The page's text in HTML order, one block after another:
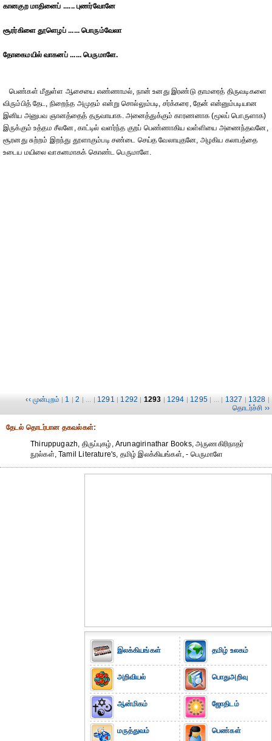
கானகுற மாதினைப் ...... புணர்வோனே
சூரர்கிளை தூளெழப் ...... பொரும்வேலா
தோகைமயில் வாகனப் ...... பெருமாளே.
பெண்கள் மீதுள்ள ஆசையை எண்ணாமல், நான் உனது இரண்டு தாமரைத் திருவடிகளை
விரும்பித் தேட, நிறைந்த அமுதம் என்று சொல்லும்படி, சர்க்கரை, தேன் என்னும்படியான
இனிய அனுபவ ஞானத்தைத் தருவாயாக. அனைத்துக்கும் காரணனாக (மூலப் பொருளாக)
இருக்கும் உத்தம சீலனே, காட்டில் வளர்ந்த குறப் பெண்ணாகிய வள்ளியை அணைந்தவனே,
சூரனது சுற்றம் இறந்து தூளாகும்படி சண்டை செய்த வேலாயுதனே, அழகிய கலாபத்தை
உடைய மயிலை வாகனமாகக் கொண்ட பெருமாளே.
‹‹ முன்புறம் | 1 | 2 | ... | 1291 | 1292 | 1293 | 1294 | 1295 | ... | 1327 | 1328 |
தொடர்ச்சி ››
தேட‌ல் தொட‌ர்பான தகவ‌ல்க‌ள்:
Thiruppugazh, திருப்புகழ், Arunagirinathar Books, அருணகிரிநாதர்
நூல்கள், Tamil Literature's, தமிழ் இலக்கியங்கள், - பெருமாளே
இலக்கியங்கள்
அறிவியல்
ஆன்மிகம்
மருத்துவம்
தமிழ் உலகம்
பொதுஅறிவு
ஜோதிடம்
பெண்கள்